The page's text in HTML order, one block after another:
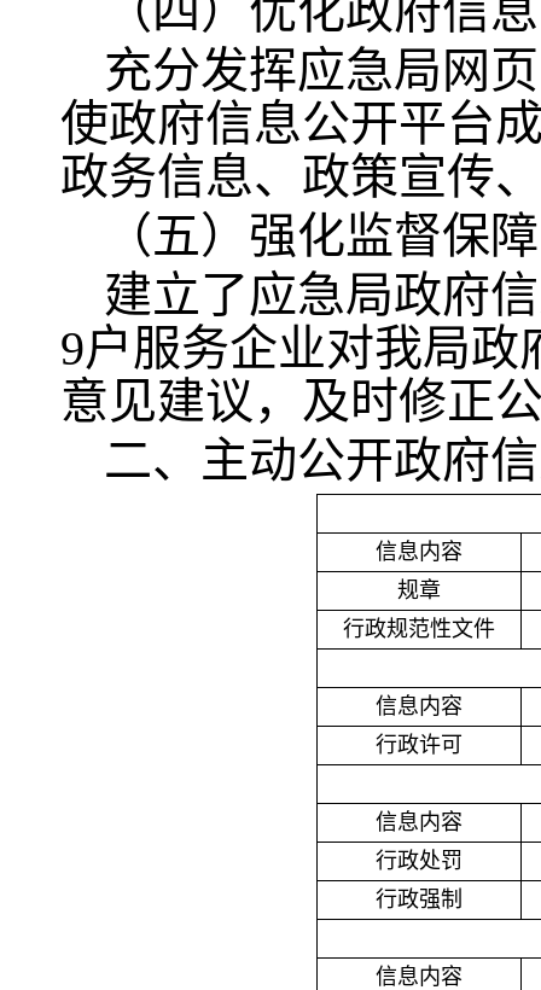
（四）优化政府信
充分发挥应急局网
使政府信息公开平台
政务信息、政策宣传
（五）强化监督保障
建立了应急局政府
9户服务企业对我局
意见建议，及时修正
二、主动公开政府
信息内容
规章
行政规范性文件
信息内容
行政许可
信息内容
行政处罚
行政强制
信息内容